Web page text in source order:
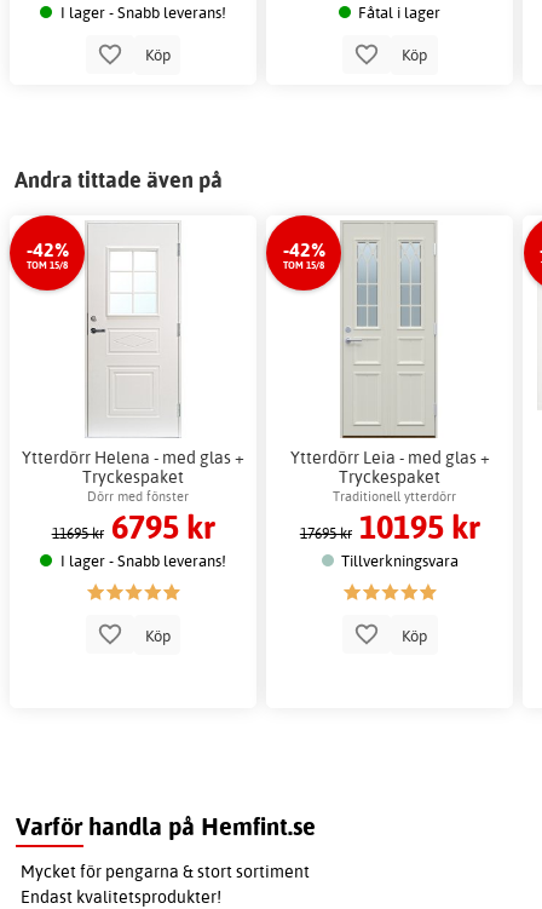
I lager - Snabb leverans!
Köp
Fåtal i lager
Köp
Andra tittade även på
-42%
TOM 15/8
Ytterdörr Helena - med glas +
Tryckespaket
Dörr med fönster
11695 kr 6795 kr
I lager - Snabb leverans!
Köp
-42%
TOM 15/8
Ytterdörr Leia - med glas +
Tryckespaket
Traditionell ytterdörr
17695 kr 10195 kr
Tillverkningsvara
Köp
Varför handla på Hemfint.se
Mycket för pengarna & stort sortiment
Endast kvalitetsprodukter!